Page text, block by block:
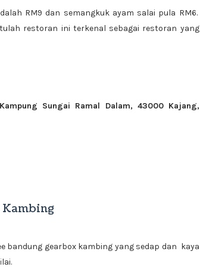
RM9 dan semangkuk ayam salai pula RM6.
restoran ini terkenal sebagai restoran yang
Sungai Ramal Dalam, 43000 Kajang,
Kambing
bandung gearbox kambing yang sedap dan kaya